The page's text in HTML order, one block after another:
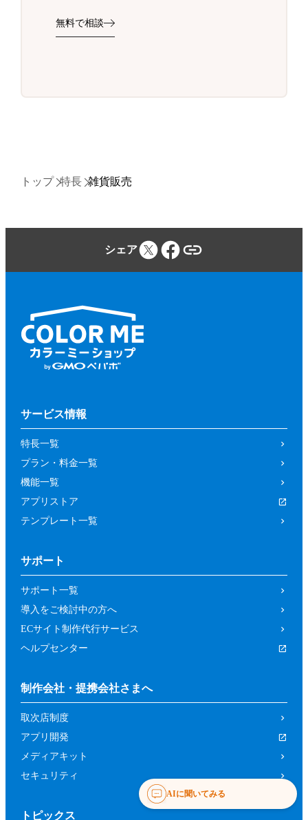
無料で相談
トップ 特長 雑貨販売
シェア
サービス情報
特長一覧
プラン・料金一覧
機能一覧
アプリストア
テンプレート一覧
サポート
サポート一覧
導入をご検討中の方へ
ECサイト制作代行サービス
ヘルプセンター
制作会社・提携会社さまへ
取次店制度
アプリ開発
メディアキット
セキュリティ
トピックス
AIに聞いてみる